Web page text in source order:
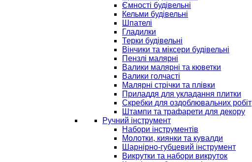
Ємності будівельні
Кельми будівельні
Шпателі
Гладилки
Терки будівельні
Вінчики та міксери будівельні
Пензлі малярні
Валики малярні та кюветки
Валики голчасті
Малярні стрічки та плівки
Приладдя для укладання плитки
Скребки для оздоблювальних робіт
Штампи та трафарети для декору
Ручний інструмент
Набори інструментів
Молотки, киянки та кувалди
Шарнірно-губцевий інструмент
Викрутки та набори викруток